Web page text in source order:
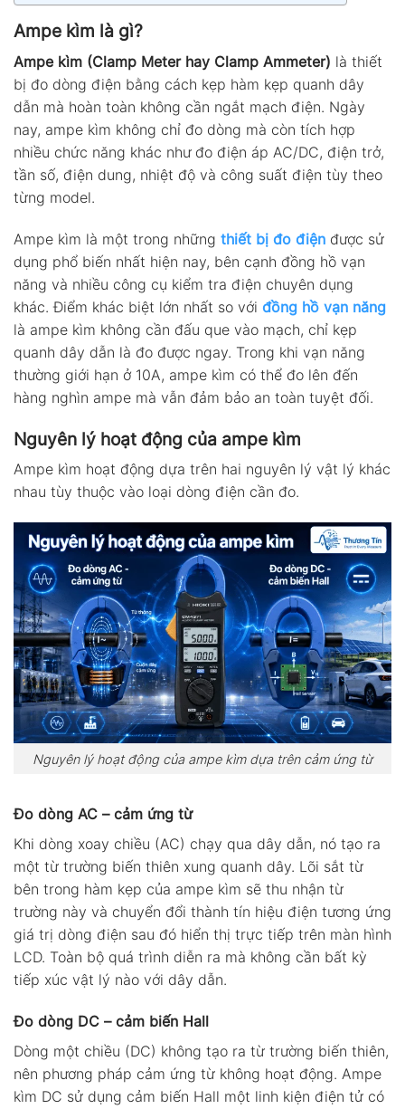
Ampe kìm là gì?
Ampe kìm (Clamp Meter hay Clamp Ammeter) là thiết
bị đo dòng điện bằng cách kẹp hàm kẹp quanh dây
dẫn mà hoàn toàn không cần ngắt mạch điện. Ngày
nay, ampe kìm không chỉ đo dòng mà còn tích hợp
nhiều chức năng khác như đo điện áp AC/DC, điện trở,
tần số, điện dung, nhiệt độ và công suất điện tùy theo
từng model.
Ampe kìm là một trong những thiết bị đo điện được sử
dụng phổ biến nhất hiện nay, bên cạnh đồng hồ vạn
năng và nhiều công cụ kiểm tra điện chuyên dụng
khác. Điểm khác biệt lớn nhất so với đồng hồ vạn năng
là ampe kìm không cần đấu que vào mạch, chỉ kẹp
quanh dây dẫn là đo được ngay. Trong khi vạn năng
thường giới hạn ở 10A, ampe kìm có thể đo lên đến
hàng nghìn ampe mà vẫn đảm bảo an toàn tuyệt đối.
Nguyên lý hoạt động của ampe kìm
Ampe kìm hoạt động dựa trên hai nguyên lý vật lý khác
nhau tùy thuộc vào loại dòng điện cần đo.
Nguyên lý hoạt động của ampe kìm dựa trên cảm ứng từ
Đo dòng AC – cảm ứng từ
Khi dòng xoay chiều (AC) chạy qua dây dẫn, nó tạo ra
một từ trường biến thiên xung quanh dây. Lõi sắt từ
bên trong hàm kẹp của ampe kìm sẽ thu nhận từ
trường này và chuyển đổi thành tín hiệu điện tương ứng
giá trị dòng điện sau đó hiển thị trực tiếp trên màn hình
LCD. Toàn bộ quá trình diễn ra mà không cần bất kỳ
tiếp xúc vật lý nào với dây dẫn.
Đo dòng DC – cảm biến Hall
Dòng một chiều (DC) không tạo ra từ trường biến thiên,
nên phương pháp cảm ứng từ không hoạt động. Ampe
kìm DC sử dụng cảm biến Hall một linh kiện điện tử có